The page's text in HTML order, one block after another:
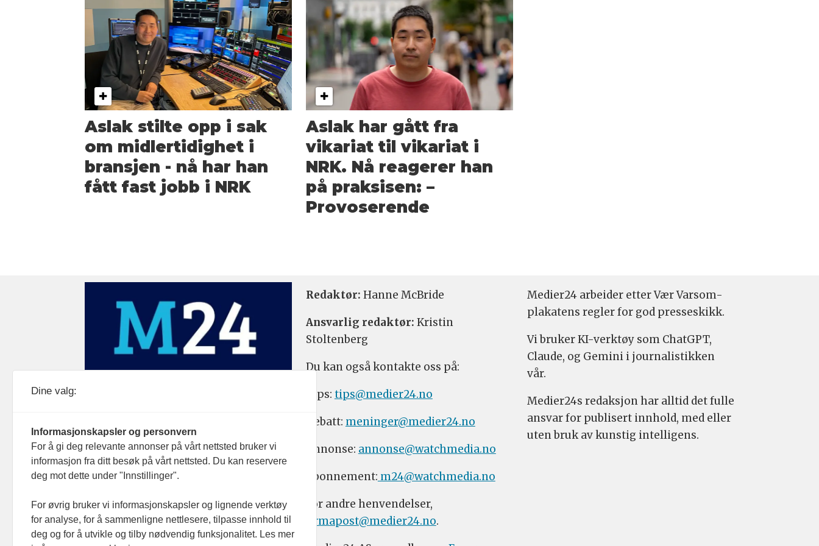
Aslak stilte opp i sak
om midlertidighet i
bransjen - nå har han
fått fast jobb i NRK
Aslak har gått fra
vikariat til vikariat i
NRK. Nå reagerer han
på praksisen: –
Provoserende
Redaktør: Hanne McBride
Ansvarlig redaktør: Kristin
Stoltenberg
Du kan også kontakte oss på:
Tips: tips@medier24.no
Debatt: meninger@medier24.no
Annonse: annonse@watchmedia.no
Abonnement: m24@watchmedia.no
For andre henvendelser,
firmapost@medier24.no.
Medier24 arbeider etter Vær Varsom-
plakatens regler for god presseskikk.
Vi bruker KI-verktøy som ChatGPT,
Claude, og Gemini i journalistikken
vår.
Medier24s redaksjon har alltid det fulle
ansvar for publisert innhold, med eller
uten bruk av kunstig intelligens.
Dine valg:
Informasjonskapsler og personvern
For å gi deg relevante annonser på vårt nettsted bruker vi
informasjon fra ditt besøk på vårt nettsted. Du kan reservere
deg mot dette under "Innstillinger".
For øvrig bruker vi informasjonskapsler og lignende verktøy
for analyse, for å sammenligne nettlesere, tilpasse innhold til
deg og for å utvikle og tilby nødvendig funksjonalitet. Les mer